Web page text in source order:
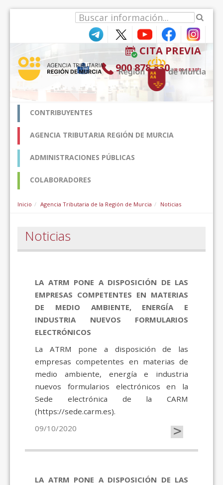
CITA PREVIA
900 878 830 (9:00-18:30*)
CONTRIBUYENTES
AGENCIA TRIBUTARIA REGIÓN DE MURCIA
ADMINISTRACIONES PÚBLICAS
COLABORADORES
Inicio Agencia Tributaria de la Región de Murcia Noticias
Noticias
LA ATRM PONE A DISPOSICIÓN DE LAS
EMPRESAS COMPETENTES EN MATERIAS
DE MEDIO AMBIENTE, ENERGÍA E
INDUSTRIA NUEVOS FORMULARIOS
ELECTRÓNICOS
La ATRM pone a disposición de las
empresas competentes en materias de
medio ambiente, energía e industria
nuevos formularios electrónicos en la
Sede electrónica de la CARM
(https://sede.carm.es).
09/10/2020
>
LA ATRM PONE A DISPOSICIÓN DE LAS